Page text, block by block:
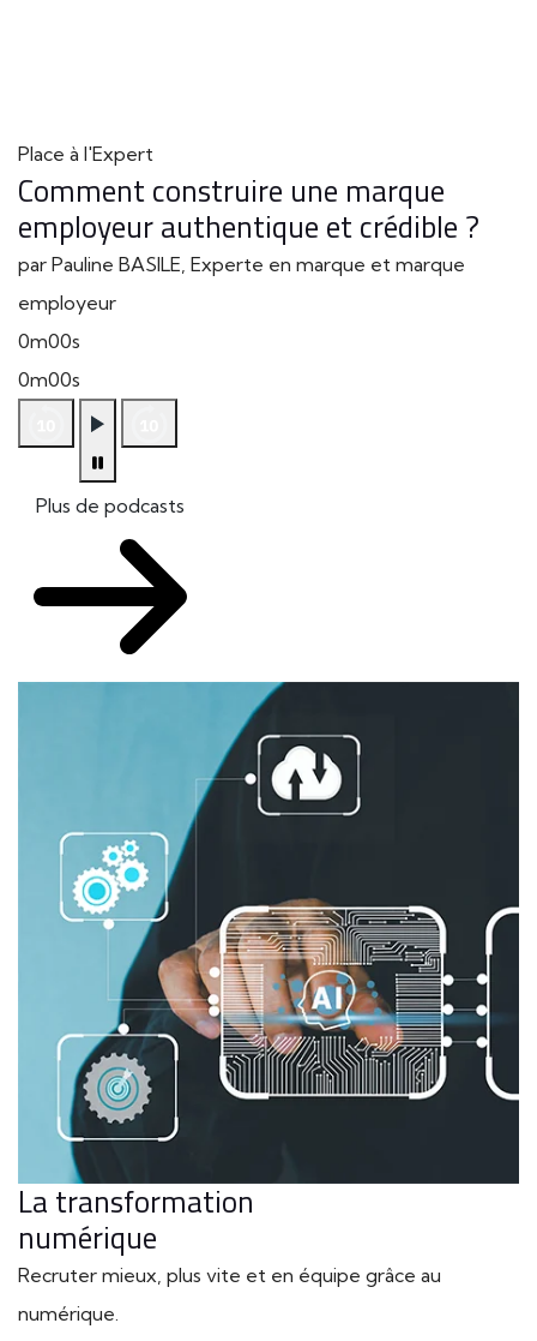
Place à l'Expert
Comment construire une marque
employeur authentique et crédible ?
par Pauline BASILE, Experte en marque et marque
employeur
0m00s
0m00s
Plus de podcasts
La transformation
numérique
Recruter mieux, plus vite et en équipe grâce au
numérique.